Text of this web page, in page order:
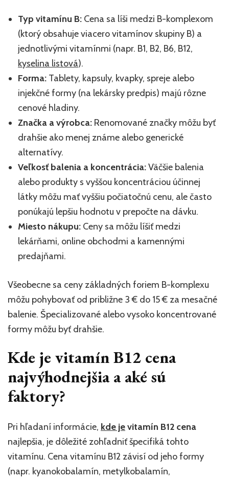
Typ vitamínu B: Cena sa líši medzi B-komplexom
(ktorý obsahuje viacero vitamínov skupiny B) a
jednotlivými vitamínmi (napr. B1, B2, B6, B12,
kyselina listová).
Forma: Tablety, kapsuly, kvapky, spreje alebo
injekčné formy (na lekársky predpis) majú rôzne
cenové hladiny.
Značka a výrobca: Renomované značky môžu byť
drahšie ako menej známe alebo generické
alternatívy.
Veľkosť balenia a koncentrácia:Väčšie balenia
alebo produkty s vyššou koncentráciou účinnej
látky môžu mať vyššiu počiatočnú cenu, ale často
ponúkajú lepšiu hodnotu v prepočte na dávku.
Miesto nákupu: Ceny sa môžu líšiť medzi
lekárňami, online obchodmi a kamennými
predajňami.
Všeobecne sa ceny základných foriem B-komplexu
môžu pohybovať od približne 3 € do 15 € za mesačné
balenie. Špecializované alebo vysoko koncentrované
formy môžu byť drahšie.
Kde je vitamín B12 cena
najvýhodnejšia a aké sú
faktory?
Pri hľadaní informácie, kde jevitamín B12 cena
najlepšia, je dôležité zohľadniť špecifiká tohto
vitamínu. Cena vitamínu B12 závisí od jeho formy
(napr. kyanokobalamín, metylkobalamín,